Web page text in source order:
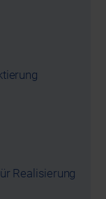
Realisierung